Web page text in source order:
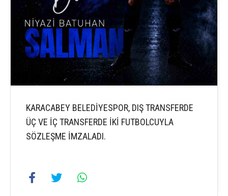
KARACABEY BELEDİYESPOR, DIŞ TRANSFERDE
ÜÇ VE İÇ TRANSFERDE İKİ FUTBOLCUYLA
SÖZLEŞME İMZALADI.